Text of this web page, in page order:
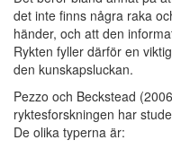
det inte finns några raka
händer, och att den
Rykten fyller därför en
den kunskapsluckan.
Pezzo och Beckstead
ryktesforskningen har
De olika typerna är: